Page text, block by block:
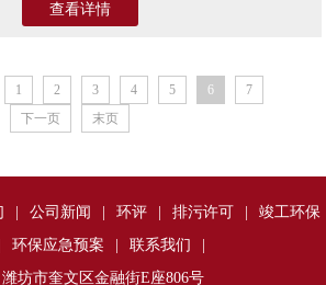
查看详情
1 2 3 4 5 6
7
下一页
末页
公司新闻 环评 排污许可
竣工环保
环保应急预案 联系我们
坊市奎文区金融街E座806号